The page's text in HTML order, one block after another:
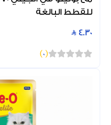
للقطط البالغة
4.30
(
0
)